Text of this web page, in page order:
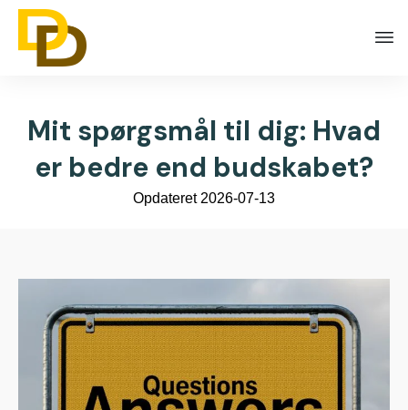
Mit spørgsmål til dig: Hvad
er bedre end budskabet?
Opdateret 2026-07-13